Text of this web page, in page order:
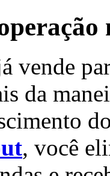
vende
da
, você